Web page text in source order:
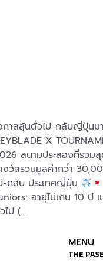
กาสลุ้นตั๋วไป-กลับญี่ปุ่นม
X
สนามประลองที่รวม
งวัลรวมมูลค่ากว่า
-กลับ ประเทศญี่ปุ่น
อายุไม่เกิน 10 ปี
ไป (...
MENU
THE